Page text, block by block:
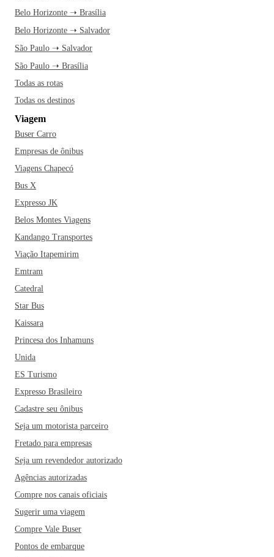
Belo Horizonte ➝ Brasília
Belo Horizonte ➝ Salvador
São Paulo ➝ Salvador
São Paulo ➝ Brasília
Todas as rotas
Todas os destinos
Viagem
Buser Carro
Empresas de ônibus
Viagens Chapecó
Bus X
Expresso JK
Belos Montes Viagens
Kandango Transportes
Viação Itapemirim
Emtram
Catedral
Star Bus
Kaissara
Princesa dos Inhamuns
Unida
ES Turismo
Expresso Brasileiro
Cadastre seu ônibus
Seja um motorista parceiro
Fretado para empresas
Seja um revendedor autorizado
Agências autorizadas
Compre nos canais oficiais
Sugerir uma viagem
Compre Vale Buser
Pontos de embarque